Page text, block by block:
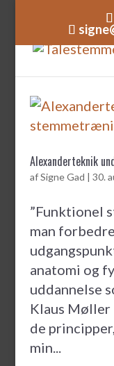
Alexanderteknik
afSigne Gad | 30.
”Funktionel
man
anatomi og
uddannelse
Klaus
de
min...